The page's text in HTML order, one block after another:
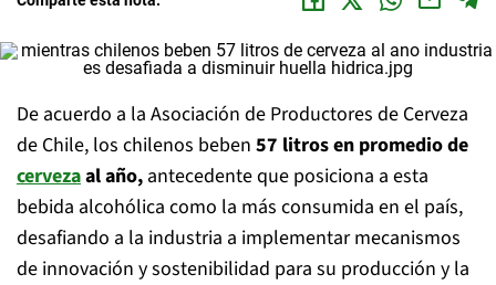
De acuerdo a la Asociación de Productores de Cerveza
de Chile, los chilenos beben 57 litros en promedio de
cervezaal año, antecedente que posiciona a esta
bebida alcohólica como la más consumida en el país,
desafiando a la industria a implementar mecanismos
de innovación y sostenibilidad para su producción y la